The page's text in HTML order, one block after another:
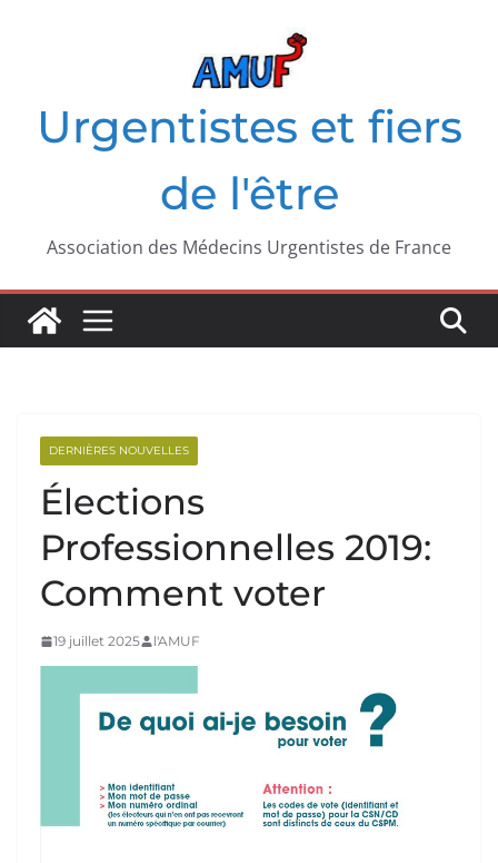
Urgentistes et fiers
de l'être
Association des Médecins Urgentistes de France
DERNIÈRES NOUVELLES
Élections
Professionnelles 2019:
Comment voter
19 juillet 2025 l'AMUF